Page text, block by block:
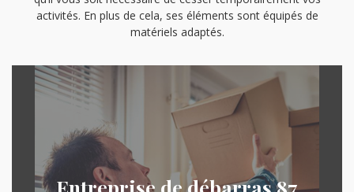
activités. En plus de cela, ses éléments sont équipés de
matériels adaptés.
Entreprise de débarras 87